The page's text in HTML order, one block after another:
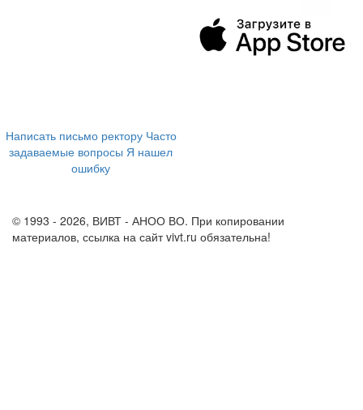
Написать письмо ректору Часто
задаваемые вопросы Я нашел
ошибку
© 1993 - 2026, ВИВТ - АНОО ВО. При копировании
материалов, ссылка на сайт vivt.ru обязательна!